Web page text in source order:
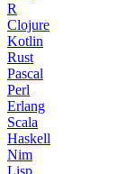
R
Clojure
Kotlin
Rust
Pascal
Perl
Erlang
Scala
Haskell
Nim